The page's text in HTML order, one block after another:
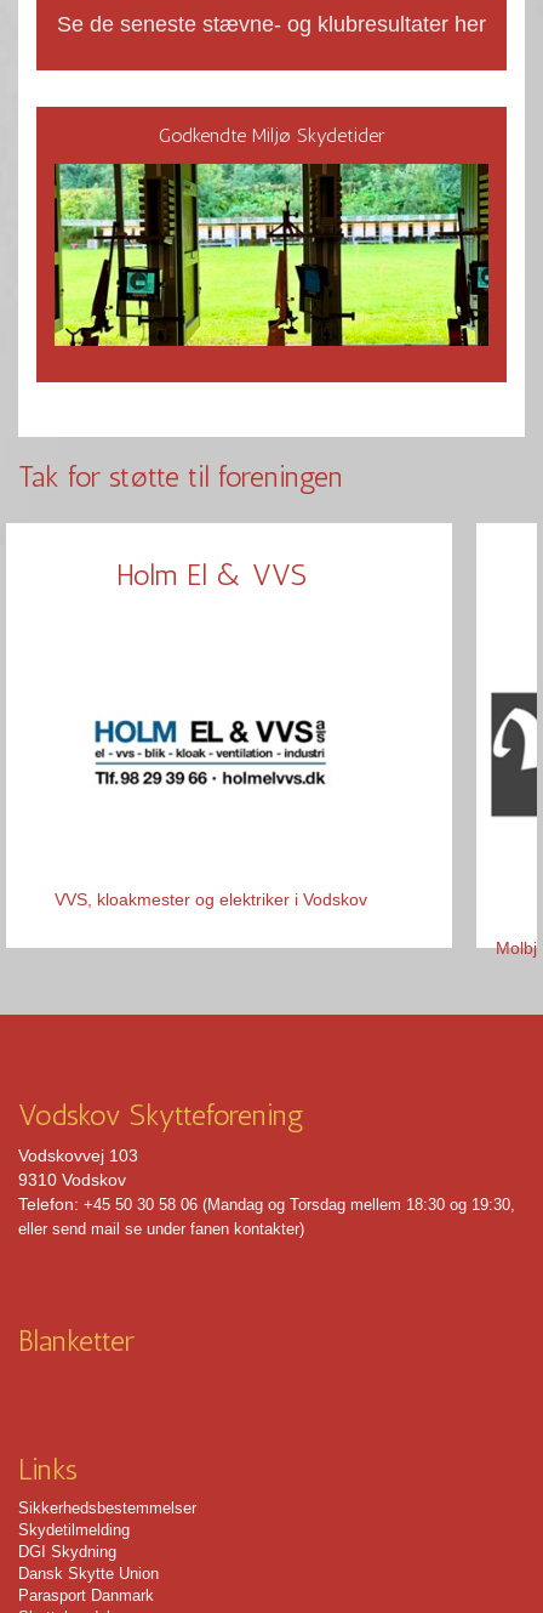
Se de seneste stævne- og klubresultater her
Godkendte Miljø Skydetider
Tak for støtte til foreningen
Holm El & VVS
VVS, kloakmester og elektriker i Vodskov
Vi
Vodskov Skytteforening
Vodskovvej 103
9310 Vodskov
Telefon: +45 50 30 58 06 (Mandag og Torsdag mellem 18:30 og 19:30,
eller send mail se under fanen kontakter)
Blanketter
Links
Sikkerhedsbestemmelser
Skydetilmelding
DGI Skydning
Dansk Skytte Union
Parasport Danmark